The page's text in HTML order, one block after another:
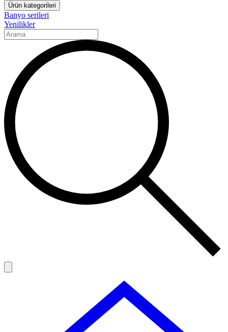
Ürün kategorileri
Banyo serileri
Yenilikler